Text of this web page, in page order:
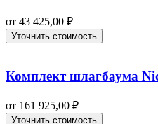
от 43 425,00 ₽
Уточнить стоимость
Комплект шлагбаума
от 161 925,00 ₽
Уточнить стоимость